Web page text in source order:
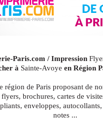
Paris.com / Impression
à Sainte-Avoye en Région
région de Paris proposant de
brochures, cartes de
enveloppes,
notes ...